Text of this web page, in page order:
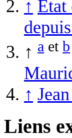
↑ État
↑ a et b
↑
Liens